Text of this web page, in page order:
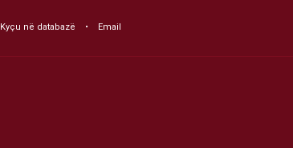
Kyçu në databazë Email